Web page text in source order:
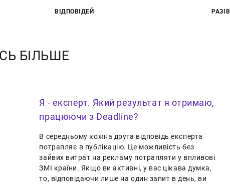
ВІДПОВІДЕЙ РАЗІВ
БІЛЬШЕ
Я - експерт. Який результат я отримаю,
працюючи з Deadline?
В середньому кожна друга відповідь експерта
потрапляє в публікацію. Це можливість без
зайвих витрат на рекламу потрапляти у впливові
ЗМІ країни. Якщо ви активні, у вас цікава думка,
то, відповідаючи лише на один запит в день, ви